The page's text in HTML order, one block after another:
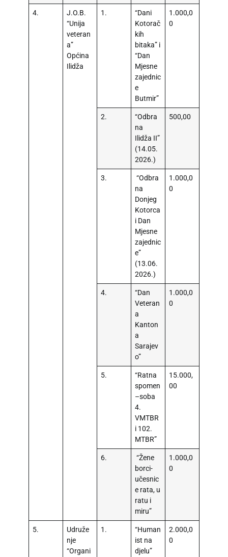
4.
J.O.B.
“Unija
veteran
a”
Općina
Ilidža
1.
“Dani
Kotorač
kih
bitaka” i
“Dan
Mjesne
zajednic
e
Butmir”
1.000,0
0
2.
“Odbra
na
Ilidža II”
(14.05.
2026.)
500,00
3.
“Odbra
na
Donjeg
Kotorca
i Dan
Mjesne
zajednic
e”
(13.06.
2026.)
1.000,0
0
4.
“Dan
Veteran
a
Kanton
a
Sarajev
o”
1.000,0
0
5.
“Ratna
spomen
–soba
4.
VMTBR
i 102.
MTBR”
15.000,
00
6.
“Žene
borci-
učesnic
e rata, u
ratu i
miru”
1.000,0
0
5.
Udruže
nje
“Organi
1.
“Human
ist na
djelu”
2.000,0
0